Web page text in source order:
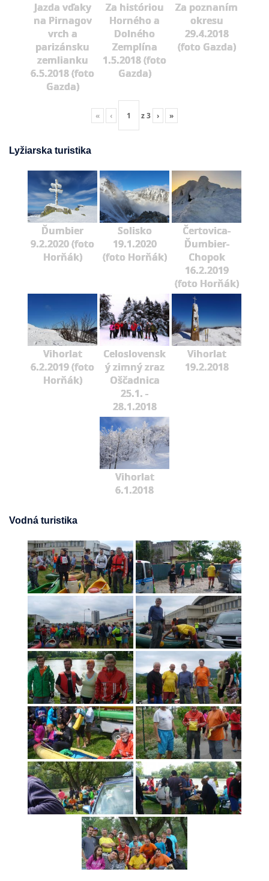
Jazda vďaky
na Pirnagov
vrch a
parizánsku
zemlianku
6.5.2018 (foto
Gazda)
Za históriou
Horného a
Dolného
Zemplína
1.5.2018 (foto
Gazda)
Za poznaním
okresu
29.4.2018
(foto Gazda)
« ‹ z3 › »
Lyžiarska turistika
Ďumbier
9.2.2020 (foto
Horňák)
Solisko
19.1.2020
(foto Horňák)
Čertovica-
Ďumbier-
Chopok
16.2.2019
(foto Horňák)
Vihorlat
6.2.2019 (foto
Horňák)
Celoslovensk
ý zimný zraz
Oščadnica
25.1. -
28.1.2018
Vihorlat
19.2.2018
Vihorlat
6.1.2018
Vodná turistika